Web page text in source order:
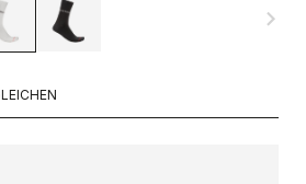
navigate_next